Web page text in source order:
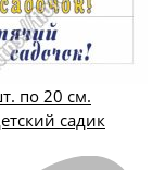
по 20 см.
садик